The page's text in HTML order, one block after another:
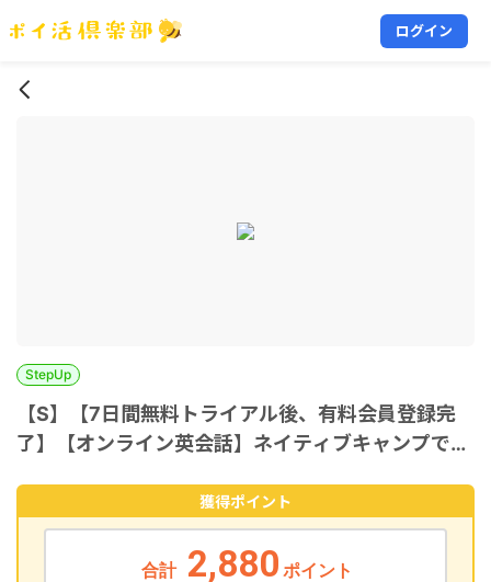
ログイン
StepUp
【S】【7日間無料トライアル後、有料会員登録完
了】【オンライン英会話】ネイティブキャンプで発
獲得ポイント
合計 2,880 ポイント